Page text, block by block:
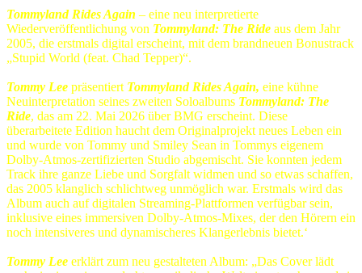
Tommyland Rides Again – eine neu interpretierte
Wiederveröffentlichung von Tommyland: The Ride aus dem Jahr
2005, die erstmals digital erscheint, mit dem brandneuen Bonustrack
„Stupid World (feat. Chad Tepper)“.
Tommy Lee präsentiert Tommyland Rides Again, eine kühne
Neuinterpretation seines zweiten Soloalbums Tommyland: The
Ride, das am 22. Mai 2026 über BMG erscheint. Diese
überarbeitete Edition haucht dem Originalprojekt neues Leben ein
und wurde von Tommy und Smiley Sean in Tommys eigenem
Dolby-Atmos-zertifizierten Studio abgemischt. Sie konnten jedem
Track ihre ganze Liebe und Sorgfalt widmen und so etwas schaffen,
das 2005 klanglich schlichtweg unmöglich war. Erstmals wird das
Album auch auf digitalen Streaming-Plattformen verfügbar sein,
inklusive eines immersiven Dolby-Atmos-Mixes, der den Hörern ein
noch intensiveres und dynamischeres Klangerlebnis bietet.‘
Tommy Lee erklärt zum neu gestalteten Album: „Das Cover lädt